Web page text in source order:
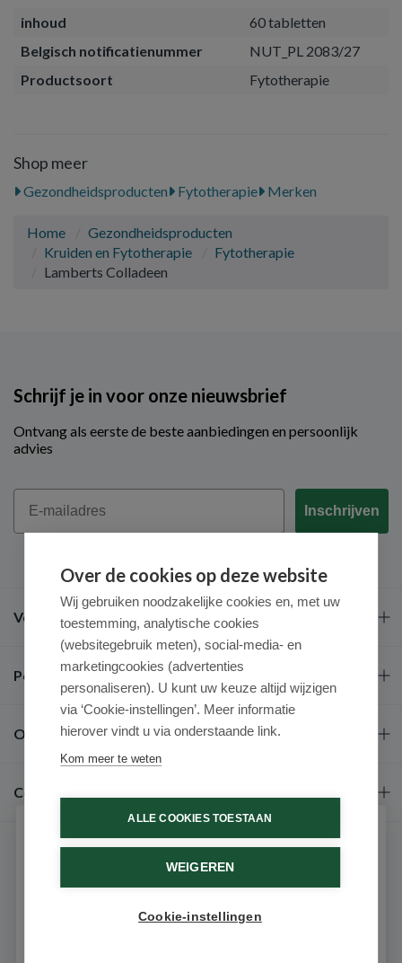
inhoud
60 tabletten
Belgisch notificatienummer
NUT_PL 2083/27
Productsoort
Fytotherapie
Shop meer
Gezondheidsproducten Fytotherapie Merken
Home
Gezondheidsproducten
Kruiden en Fytotherapie
Fytotherapie
Lamberts Colladeen
Schrijf je in voor onze nieuwsbrief
Ontvang als eerste de beste aanbiedingen en persoonlijk
advies
Email
Inschrijven
Veel gestelde vragen
Populaire merken
Over ons
Contact
9.6 / 10 (531 beoordelingen)
Over de cookies op deze website
Wij gebruiken noodzakelijke cookies en, met uw
toestemming, analytische cookies
(websitegebruik meten), social-media- en
marketingcookies (advertenties
personaliseren). U kunt uw keuze altijd wijzigen
via ‘Cookie-instellingen’. Meer informatie
hierover vindt u via onderstaande link.
Kom meer te weten
ALLE COOKIES TOESTAAN
WEIGEREN
Cookie-instellingen
Schrijf je in voor onze nieuwsbrief
Ontvang als eerste de beste aanbiedingen en persoonlijk
advies